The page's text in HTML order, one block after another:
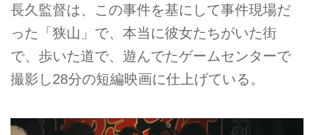
長久監督は、この事件を基にして事件現場だ
った「狭山」で、本当に彼女たちがいた街
で、歩いた道で、遊んでたゲームセンターで
撮影し28分の短編映画に仕上げている。